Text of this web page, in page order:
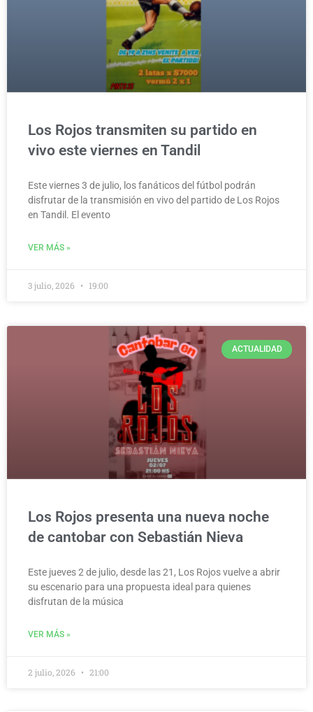
Los Rojos transmiten su partido en
vivo este viernes en Tandil
Este viernes 3 de julio, los fanáticos del fútbol podrán
disfrutar de la transmisión en vivo del partido de Los Rojos
en Tandil. El evento
VER MÁS »
3 julio, 2026 19:00
ACTUALIDAD
Los Rojos presenta una nueva noche
de cantobar con Sebastián Nieva
Este jueves 2 de julio, desde las 21, Los Rojos vuelve a abrir
su escenario para una propuesta ideal para quienes
disfrutan de la música
VER MÁS »
2 julio, 2026 21:00